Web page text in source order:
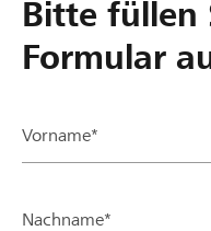
Bitte füllen
Formular
Vorname*
Nachname*